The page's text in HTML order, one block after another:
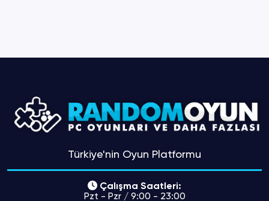
Türkiye'nin Oyun Platformu
Çalışma Saatleri:
Pzt - Pzr / 9:00 - 23:00